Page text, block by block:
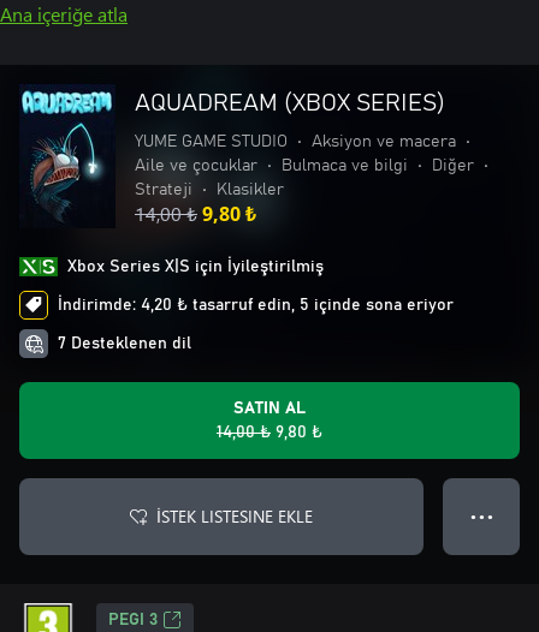
Ana içeriğe atla
AQUADREAM (XBOX SERIES)
YUME GAME STUDIO • Aksiyon ve macera
•
Aile ve çocuklar
• Bulmaca ve bilgi • Diğer
•
Strateji
• Klasikler
14,00 ₺9,80 ₺
Xbox Series X|S için İyileştirilmiş
İndirimde: 4,20 ₺ tasarruf edin, 5 içinde sona eriyor
7 Desteklenen dil
SATIN AL
14,00 ₺ 9,80 ₺
İSTEK LISTESINE EKLE ● ● ●
PEGI 3